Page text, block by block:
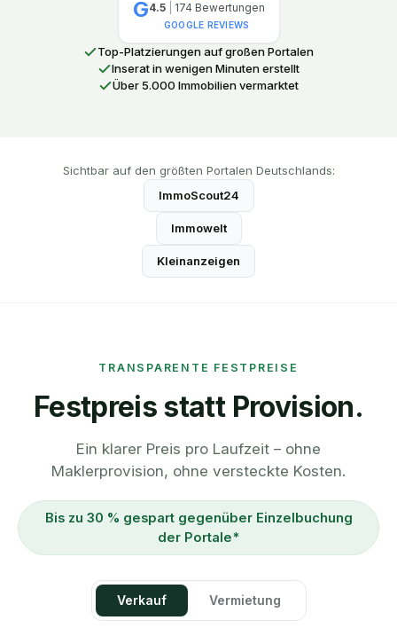
G4.5 174 Bewertungen
GOOGLE REVIEWS
Top-Platzierungen auf großen Portalen
Inserat in wenigen Minuten erstellt
Über 5.000 Immobilien vermarktet
Sichtbar auf den größten Portalen Deutschlands:
ImmoScout24
Immowelt
Kleinanzeigen
TRANSPARENTE FESTPREISE
Festpreis statt Provision.
Ein klarer Preis pro Laufzeit – ohne
Maklerprovision, ohne versteckte Kosten.
Bis zu 30 % gespart gegenüber Einzelbuchung
der Portale*
Verkauf Vermietung